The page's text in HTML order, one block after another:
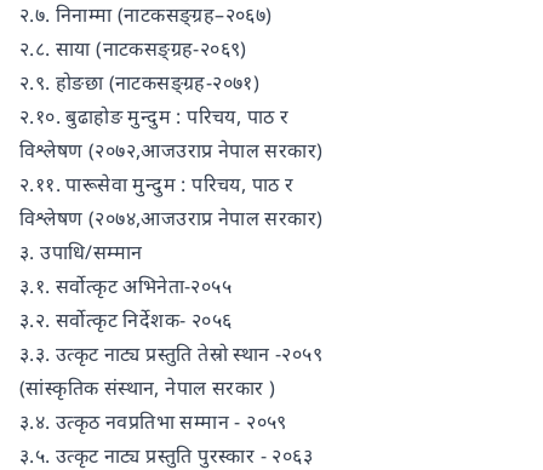
२.७. निनाम्मा (नाटकसङ्ग्रह–२०६७)
२.८. साया (नाटकसङ्ग्रह-२०६९)
२.९. होङछा (नाटकसङ्ग्रह-२०७१)
२.१०. बुढाहोङ मुन्दुम : परिचय, पाठ र
विश्लेषण (२०७२,आजउराप्र नेपाल सरकार)
२.११. पारूसेवा मुन्दुम : परिचय, पाठ र
विश्लेषण (२०७४,आजउराप्र नेपाल सरकार)
३. उपाधि/सम्मान
३.१. सर्वोत्कृट अभिनेता-२०५५
३.२. सर्वोत्कृट निर्देशक- २०५६
३.३. उत्कृट नाट्य प्रस्तुति तेस्रो स्थान -२०५९
(सांस्कृतिक संस्थान, नेपाल सरकार )
३.४. उत्कृठ नवप्रतिभा सम्मान - २०५९
३.५. उत्कृट नाट्य प्रस्तुति पुरस्कार - २०६३